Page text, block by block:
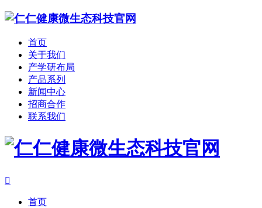
首页
关于我们
产学研布局
产品系列
新闻中心
招商合作
联系我们

首页